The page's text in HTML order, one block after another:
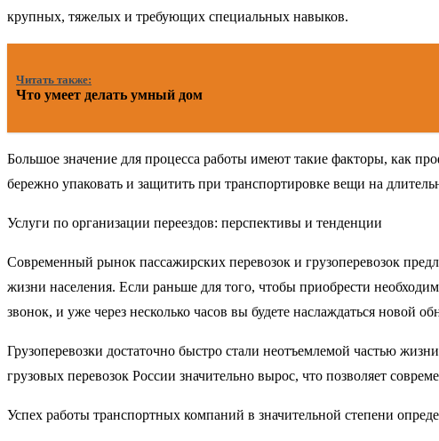
крупных, тяжелых и требующих специальных навыков.
Читать также:
Что умеет делать умный дом
Большое значение для процесса работы имеют такие факторы, как
бережно упаковать и защитить при транспортировке вещи на
Услуги по организации переездов: перспективы и тенденции
Современный рынок пассажирских перевозок и грузоперевозок
жизни населения. Если раньше для того, чтобы приобрести
звонок, и уже через несколько часов вы будете наслаждаться новой
Грузоперевозки достаточно быстро стали неотъемлемой частью
грузовых перевозок России значительно вырос, что позволяет
Успех работы транспортных компаний в значительной степени